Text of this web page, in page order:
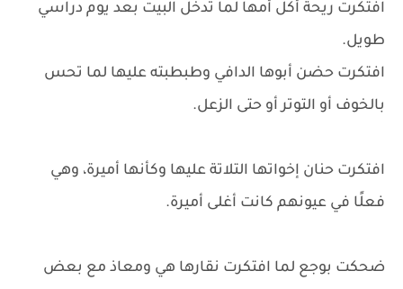
افتكرت ريحة أكل أمها لما تدخل البيت بعد يوم دراسي
طويل.
افتكرت حضن أبوها الدافي وطبطبته عليها لما تحس
بالخوف أو التوتر أو حتى الزعل.
افتكرت حنان إخواتها التلاتة عليها وكأنها أميرة، وهي
فعلًا في عيونهم كانت أغلى أميرة.
ضحكت بوجع لما افتكرت نقارها هي ومعاذ مع بعض